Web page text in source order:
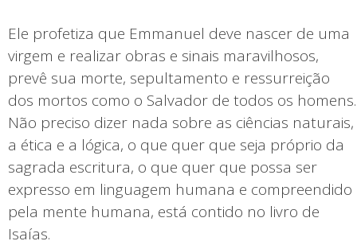
Ele profetiza que Emmanuel deve nascer de uma
virgem e realizar obras e sinais maravilhosos,
prevê sua morte, sepultamento e ressurreição
dos mortos como o Salvador de todos os homens.
Não preciso dizer nada sobre as ciências naturais,
a ética e a lógica, o que quer que seja próprio da
sagrada escritura, o que quer que possa ser
expresso em linguagem humana e compreendido
pela mente humana, está contido no livro de
Isaías.